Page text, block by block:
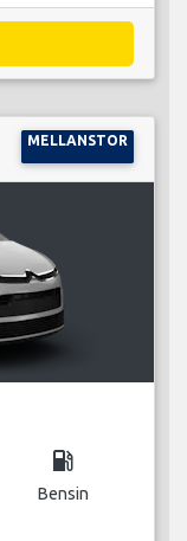
MELLANSTOR
local_gas_station
Bensin